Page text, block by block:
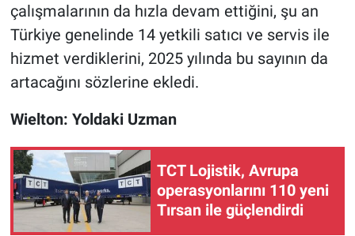
çalışmalarının da hızla devam ettiğini, şu an
Türkiye genelinde 14 yetkili satıcı ve servis ile
hizmet verdiklerini, 2025 yılında bu sayının da
artacağını sözlerine ekledi.
Wielton: Yoldaki Uzman
TCT Lojistik, Avrupa
operasyonlarını 110 yeni
Tırsan ile güçlendirdi